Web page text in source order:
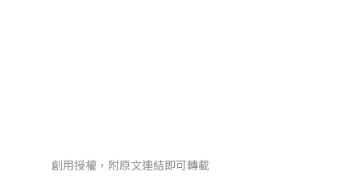
創用授權，附原文連結即可轉載